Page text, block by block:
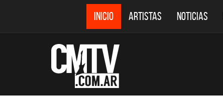
INICIO ARTISTAS NOTICIAS